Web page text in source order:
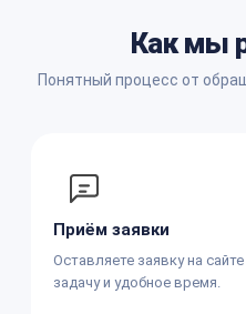
Как мы
Понятный процесс от
Приём заявки
Оставляете заявку на
задачу и удобное время.